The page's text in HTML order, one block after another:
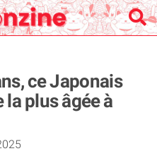
ce Japonais
plus âgée à